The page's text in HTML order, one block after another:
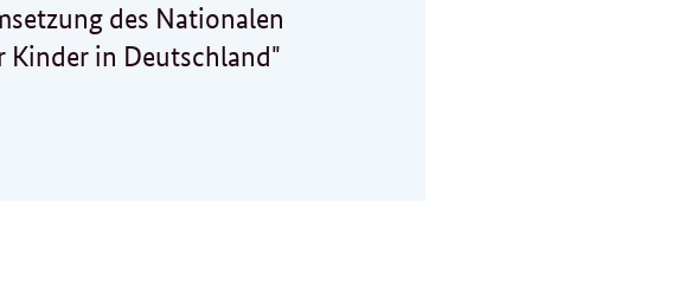
des Nationalen
Kinder in Deutschland"